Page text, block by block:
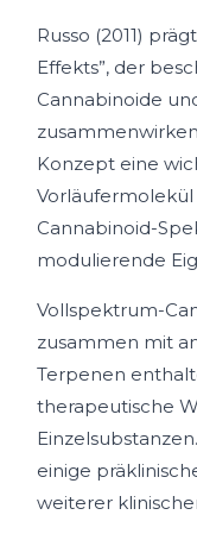
Russo (2011)
Effekts”, der
Cannabinoide
Konzept eine
Vorläufermolekül
Cannabinoid-
modulierende
Vollspektrum-
zusammen mit
Terpenen
therapeutische
einige
weiterer